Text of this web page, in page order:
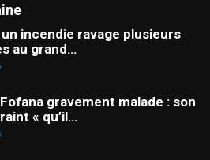
incendie ravage plusieurs
au grand…
gravement malade : son
« qu’il…